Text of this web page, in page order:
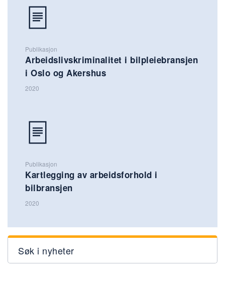
Publikasjon
Arbeidslivskriminalitet i bilpleiebransjen
i Oslo og Akershus
2020
Publikasjon
Kartlegging av arbeidsforhold i
bilbransjen
2020
Søk i nyheter